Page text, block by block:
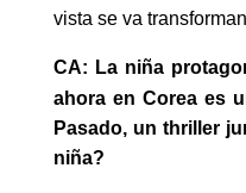
vista se va
CA: La niña
ahora en Corea es
Pasado, un thriller
niña?